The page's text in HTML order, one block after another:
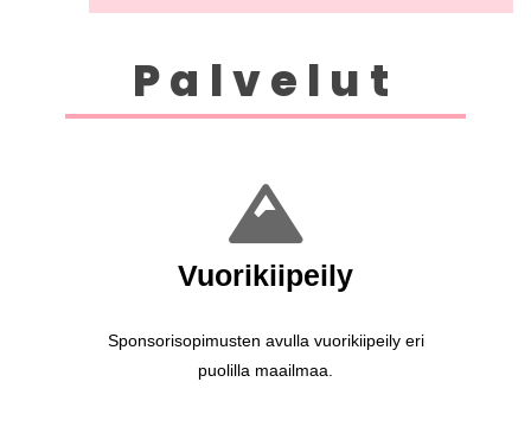
Palvelut
Vuorikiipeily
Sponsorisopimusten avulla vuorikiipeily eri
puolilla maailmaa.